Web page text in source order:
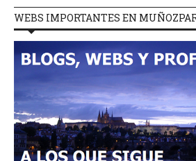
WEBS IMPORTANTES EN